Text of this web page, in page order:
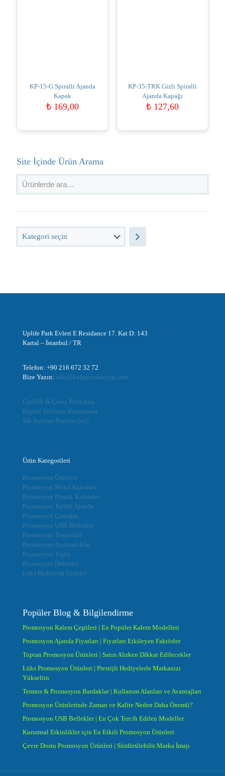
KP-15-G Spiralli Ajanda
Kapak
₺ 169,00
KP-35-TRK Gizli Spiralli
Ajanda Kapağı
₺127,60
Site İçinde Ürün Arama
Kategori
Uplife Park Evleri E Residance 17. Kat D: 143
Kartal – İstanbul / TR
Telefon: +90 216 672 32 72
Bize Yazın: info@kulepromosyon.com
Gizlilik & Çerez Politikası
Kişisel Verilerin Korunması
Sık Sorulan Sorular (sss)
Ürün Kategorileri
Promosyon Ürünleri
Promosyon Metal Kalemler
Promosyon Plastik Kalemler
Promosyon Tarihli Ajanda
Promosyon Çantalar
Promosyon USB Bellekler
Promosyon Termoslar
Promosyon Anahtarlıklar
Promosyon Tişört
Promosyon Defterler
Lüks Hediyelik Ürünler
Popüler Blog & Bilgilendirme
Promosyon Kalem Çeşitleri | En Popüler Kalem Modelleri
Promosyon Ajanda Fiyatları | Fiyatları Etkileyen Faktörler
Toptan Promosyon Ürünleri | Satın Alırken Dikkat Edilecekler
Lüks Promosyon Ürünleri | Prestijli Hediyelerle Markanızı
Yükseltin
Termos & Promosyon Bardaklar | Kullanım Alanları ve Avantajları
Promosyon Ürünlerinde Zaman ve Kalite Neden Daha Önemli?
Promosyon USB Bellekler | En Çok Tercih Edilen Modeller
Kurumsal Etkinlikler için En Etkili Promosyon Ürünleri
Çevre Dostu Promosyon Ürünleri | Sürdürülebilir Marka İmajı